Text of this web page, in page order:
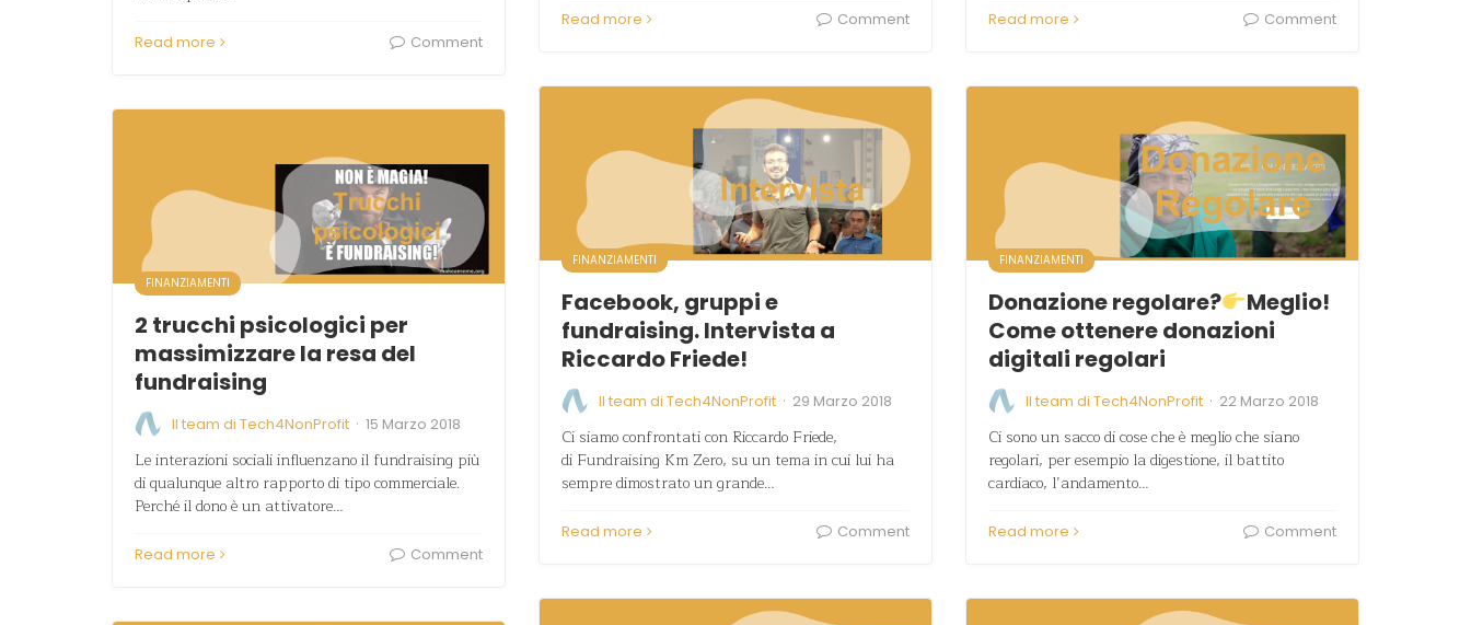
Read more Comment
Read more Comment Read more Comment
FINANZIAMENTI
Facebook, gruppi e
fundraising. Intervista a
Riccardo Friede!
Il team di Tech4NonProfit · 29 Marzo 2018
Ci siamo confrontati con Riccardo Friede,
di Fundraising Km Zero, su un tema in cui lui ha
sempre dimostrato un grande…
Read more Comment
FINANZIAMENTI
Donazione regolare?
Meglio!
Come ottenere donazioni
digitali regolari
Il team di Tech4NonProfit · 22 Marzo 2018
Ci sono un sacco di cose che è meglio che siano
regolari, per esempio la digestione, il battito
cardiaco, l’andamento…
Read more Comment
FINANZIAMENTI
2 trucchi psicologici per
massimizzare la resa del
fundraising
Il team di Tech4NonProfit · 15 Marzo 2018
Le interazioni sociali influenzano il fundraising più
di qualunque altro rapporto di tipo commerciale.
Perché il dono è un attivatore…
Read more Comment